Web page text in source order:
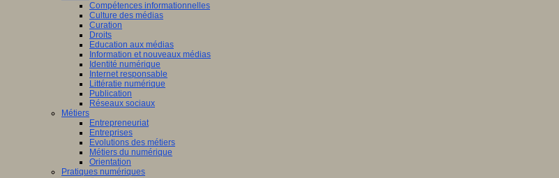
Compétences informationnelles
Culture des médias
Curation
Droits
Education aux médias
Information et nouveaux médias
Identité numérique
Internet responsable
Littératie numérique
Publication
Réseaux sociaux
Métiers
Entrepreneuriat
Entreprises
Evolutions des métiers
Métiers du numérique
Orientation
Pratiques numériques